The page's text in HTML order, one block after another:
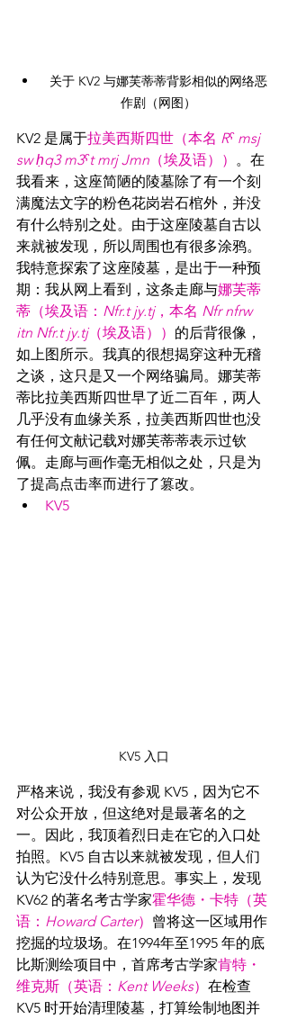
关于 KV2 与娜芙蒂蒂背影相似的网络恶
作剧（网图）
KV2 是属于拉美西斯四世（本名 Rˁ msj
sw ḥq3 m3ˁt mrj Jmn （埃及语）） 。在
我看来，这座简陋的陵墓除了有一个刻
满魔法文字的粉色花岗岩石棺外，并没
有什么特别之处。由于这座陵墓自古以
来就被发现，所以周围也有很多涂鸦。
我特意探索了这座陵墓，是出于一种预
期：我从网上看到，这条走廊与娜芙蒂
蒂（埃及语： Nfr.t jy.tj，本名 Nfr nfrw
itn Nfr.t jy.tj（埃及语）） 的后背很像，
如上图所示。我真的很想揭穿这种无稽
之谈，这只是又一个网络骗局。娜芙蒂
蒂比拉美西斯四世早了近二百年，两人
几乎没有血缘关系，拉美西斯四世也没
有任何文献记载对娜芙蒂蒂表示过钦
佩。走廊与画作毫无相似之处，只是为
了提高点击率而进行了篡改。
KV5
KV5 入口
严格来说，我没有参观 KV5，因为它不
对公众开放，但这绝对是最著名的之
一。因此，我顶着烈日走在它的入口处
拍照。KV5 自古以来就被发现，但人们
认为它没什么特别意思。事实上，发现
KV62 的著名考古学家霍华德 ・ 卡特（英
语： Howard Carter） 曾将这一区域用作
挖掘的垃圾场。在1994年至1995 年的底
比斯测绘项目中，首席考古学家肯特 ・
维克斯 （英语： Kent Weeks） 在检查
KV5 时开始清理陵墓，打算绘制地图并